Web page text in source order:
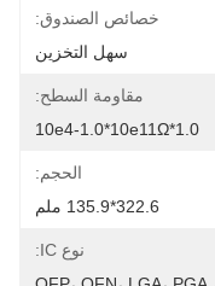
خصائص الصندوق:
سهل التخزين
مقاومة السطح:
1.0*10e4-1.0*10e11Ω
الحجم:
322.6*135.9 ملم
نوع IC: